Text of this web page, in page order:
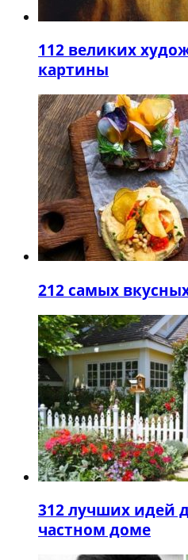
112 великих
картины
212 самых
312 лучших идей
частном доме